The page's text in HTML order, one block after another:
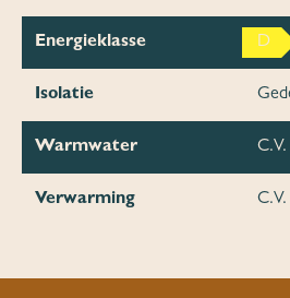
Energieklasse D
Isolatie
Warmwater
Verwarming